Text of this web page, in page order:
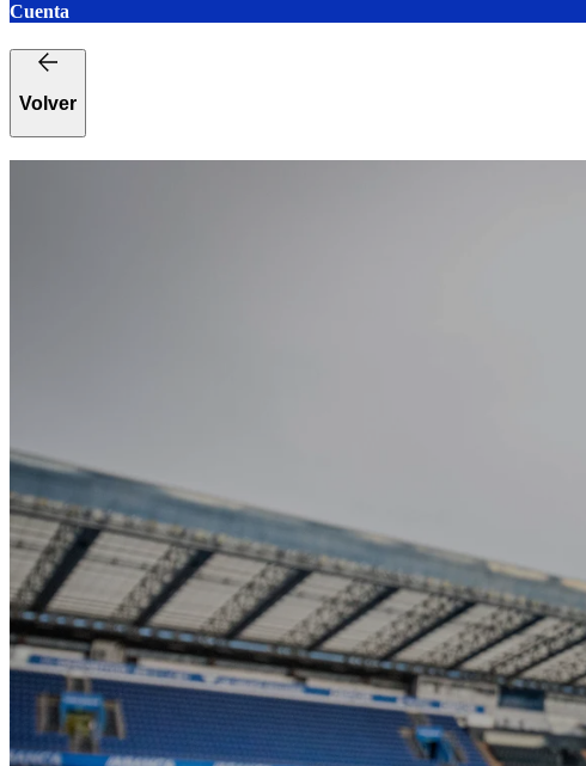
Cuenta
Volver